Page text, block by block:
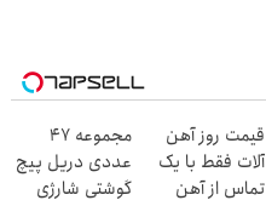
قیمت روز آهن
آلات فقط با یک
تماس از آهن
مجموعه 47
عددی دریل پیچ
گوشتی شارژی